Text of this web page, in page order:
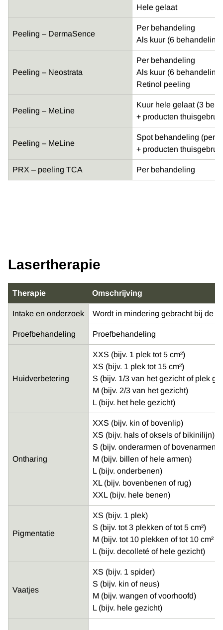
Hele gelaat
Peeling – DermaSence
Per behandeling
Als kuur (6
Peeling – Neostrata
Per behandeling
Als kuur (6
Retinol peeling
Peeling – MeLine
Kuur hele gelaat (3
+ producten
Peeling – MeLine
Spot behandeling (per
+ producten
PRX – peeling TCA Per behandeling
Lasertherapie
Therapie Omschrijving
Intake en onderzoek Wordt in mindering gebracht bij de
Proefbehandeling Proefbehandeling
Huidverbetering
XXS (bijv. 1 plek tot 5 cm²)
XS (bijv. 1 plek tot 15 cm²)
S (bijv. 1/3 van het gezicht of plek
M (bijv. 2/3 van het gezicht)
L (bijv. het hele gezicht)
Ontharing
XXS (bijv. kin of bovenlip)
XS (bijv. hals of oksels of bikinilijn)
S (bijv. onderarmen of bovenarmen)
M (bijv. billen of hele armen)
L (bijv. onderbenen)
XL (bijv. bovenbenen of rug)
XXL (bijv. hele benen)
Pigmentatie
XS (bijv. 1 plek)
S (bijv. tot 3 plekken of tot 5 cm²)
M (bijv. tot 10 plekken of tot 10 cm²
L (bijv. decolleté of hele gezicht)
Vaatjes
XS (bijv. 1 spider)
S (bijv. kin of neus)
M (bijv. wangen of voorhoofd)
L (bijv. hele gezicht)